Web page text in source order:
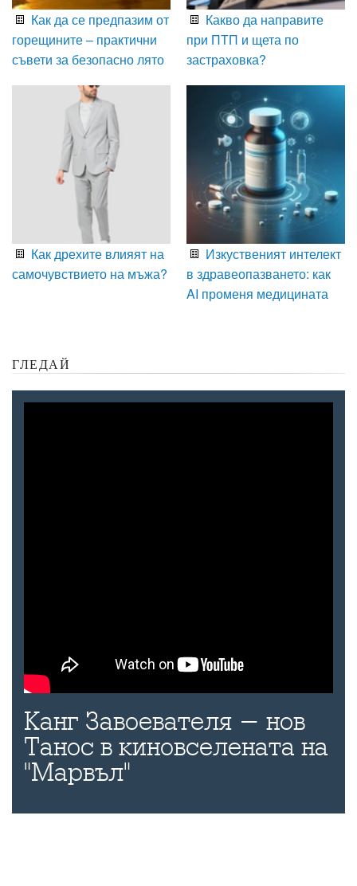
Как да се предпазим от
горещините – практични
съвети за безопасно лято
Какво да направите
при ПТП и щета по
застраховка?
Как дрехите влияят на
самочувствието на мъжа?
Изкуственият интелект
в здравеопазването: как
AI променя медицината
ГЛЕДАЙ
Канг Завоевателя - нов
Танос в киновселената на
"Марвъл"